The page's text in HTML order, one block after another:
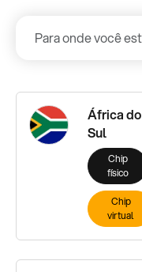
África do
Sul
Chip
físico
Chip
virtual